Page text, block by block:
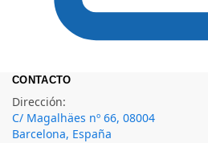
CONTACTO
Dirección:
C/ Magalhäes nº 66, 08004
Barcelona, España